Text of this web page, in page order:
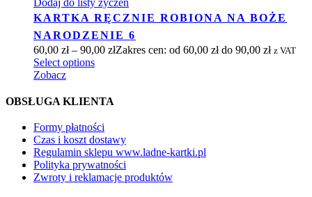
Dodaj do listy życzeń
KARTKA RĘCZNIE ROBIONA NA BOŻE
NARODZENIE 6
60,00 zł – 90,00 złZakres cen: od 60,00 zł do 90,00 zł z VAT
Select options
Zobacz
OBSŁUGA KLIENTA
Formy płatności
Czas i koszt dostawy
Regulamin sklepu www.ladne-kartki.pl
Polityka prywatności
Zwroty i reklamacje produktów